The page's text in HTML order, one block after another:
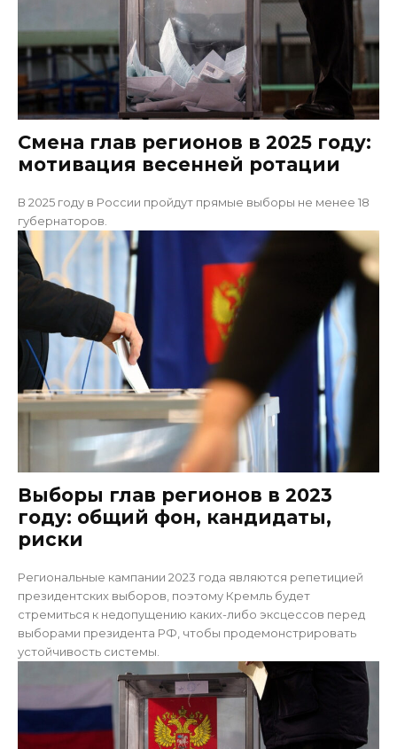
Смена глав регионов в 2025 году:
мотивация весенней ротации
В 2025 году в России пройдут прямые выборы не менее 18
губернаторов.
Выборы глав регионов в 2023
году: общий фон, кандидаты,
риски
Региональные кампании 2023 года являются репетицией
президентских выборов, поэтому Кремль будет
стремиться к недопущению каких-либо эксцессов перед
выборами президента РФ, чтобы продемонстрировать
устойчивость системы.